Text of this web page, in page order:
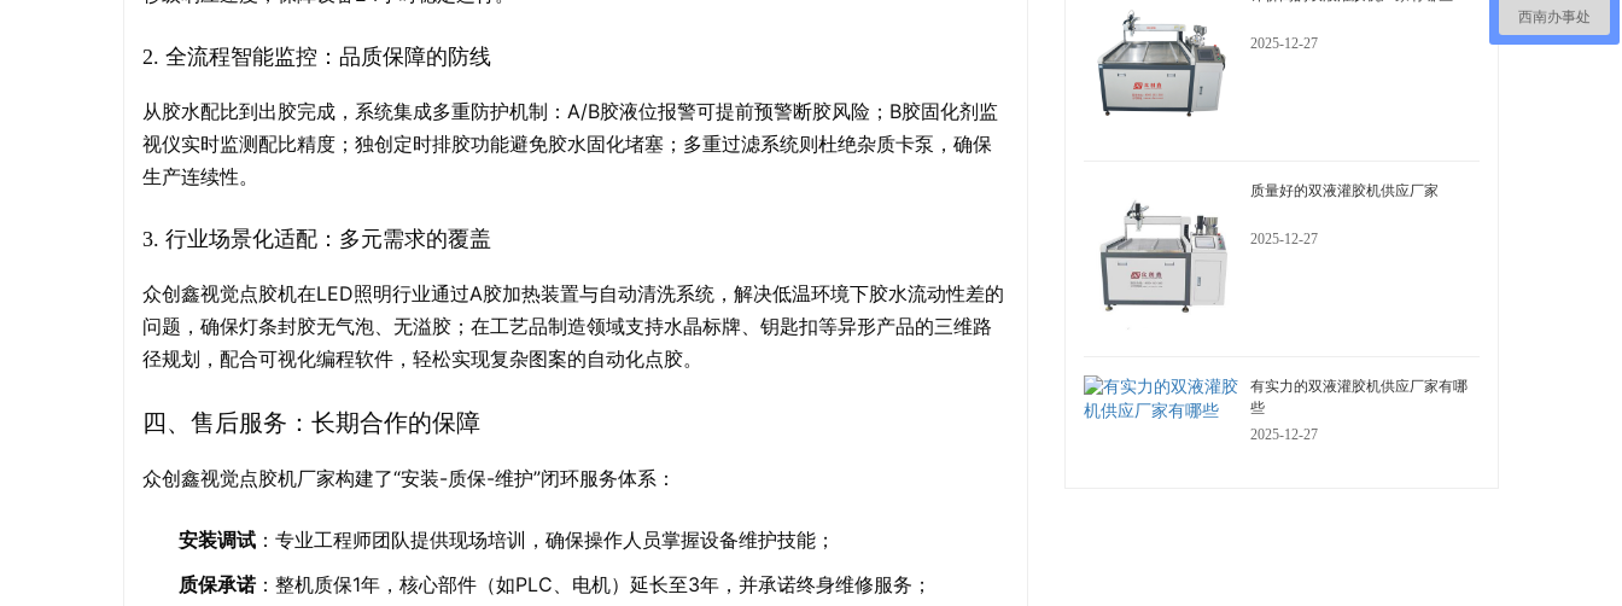
2. 全流程智能监控：品质保障的防线
从胶水配比到出胶完成，系统集成多重防护机制：A/B胶液位报警可提前预警断胶风险；B胶固化剂监
视仪实时监测配比精度；独创定时排胶功能避免胶水固化堵塞；多重过滤系统则杜绝杂质卡泵，确保
生产连续性。
3. 行业场景化适配：多元需求的覆盖
众创鑫视觉点胶机在LED照明行业通过A胶加热装置与自动清洗系统，解决低温环境下胶水流动性差的
问题，确保灯条封胶无气泡、无溢胶；在工艺品制造领域支持水晶标牌、钥匙扣等异形产品的三维路
径规划，配合可视化编程软件，轻松实现复杂图案的自动化点胶。
四、售后服务：长期合作的保障
众创鑫视觉点胶机厂家构建了“安装-质保-维护”闭环服务体系：
安装调试 ：专业工程师团队提供现场培训，确保操作人员掌握设备维护技能；
质保承诺：整机质保1年，核心部件（如PLC、电机）延长至3年，并承诺终身维修服务；
2025-12-27
质量好的双液灌胶机供应厂家
2025-12-27
有实力的双液灌胶机供应厂家有哪
些
2025-12-27
西南办事处